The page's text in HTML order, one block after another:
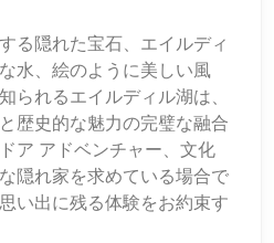
る隠れた宝石、エイルディ
水、絵のように美しい風
られるエイルディル湖は、
歴史的な魅力の完璧な融合
ア アドベンチャー、文化
隠れ家を求めている場合で
い出に残る体験をお約束す